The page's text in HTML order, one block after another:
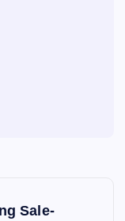
Sale-